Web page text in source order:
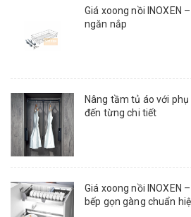
Giá xoong nồi INOXEN
ngăn nắp
Nâng tầm tủ áo với phụ
đến từng chi tiết
Giá xoong nồi INOXEN
bếp gọn gàng chuẩn